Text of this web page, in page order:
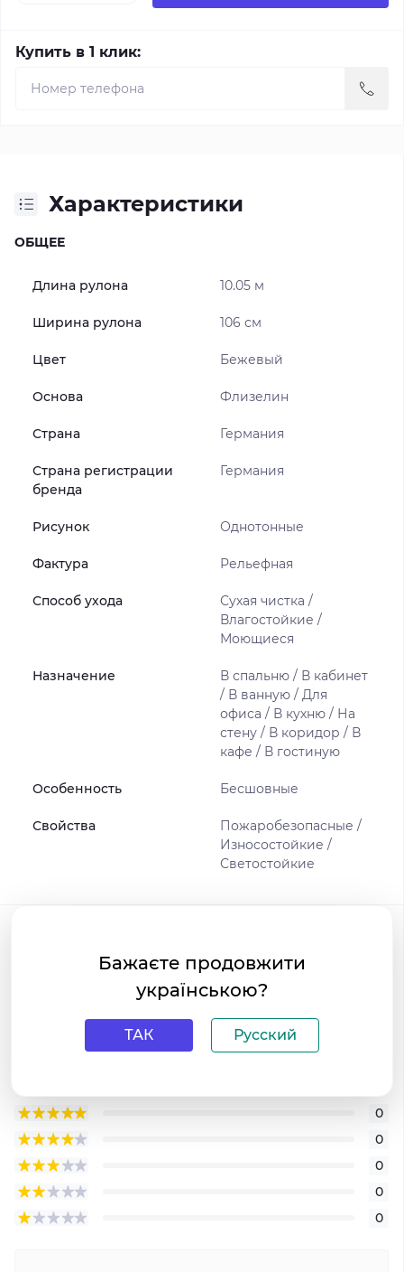
Купить в 1 клик:
Характеристики
ОБЩЕЕ
Длина рулона 10.05 м
Ширина рулона 106 см
Цвет Бежевый
Основа Флизелин
Страна Германия
Страна регистрации
бренда
Германия
Рисунок Однотонные
Фактура Рельефная
Способ ухода
Сухая чистка /
Влагостойкие /
Моющиеся
Назначение
В спальню / В кабинет
/ В ванную / Для
офиса / В кухню / На
стену / В коридор / В
кафе / В гостиную
Особенность Бесшовные
Свойства
Пожаробезопасные /
Износостойкие /
Светостойкие
средний рейтинг товара
0
0
0
0
0
Бажаєте продовжити
українською?
ТАК Русский